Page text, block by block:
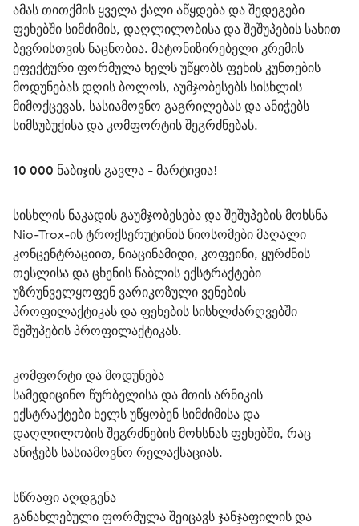
ამას თითქმის ყველა ქალი აწყდება და შედეგები
ფეხებში სიმძიმის, დაღლილობისა და შეშუპების სახით
ბევრისთვის ნაცნობია. მატონიზირებელი კრემის
ეფექტური ფორმულა ხელს უწყობს ფეხის კუნთების
მოდუნებას დღის ბოლოს, აუმჯობესებს სისხლის
მიმოქცევას, სასიამოვნო გაგრილებას და ანიჭებს
სიმსუბუქისა და კომფორტის შეგრძნებას.
10 000 ნაბიჯის გავლა - მარტივია!
სისხლის ნაკადის გაუმჯობესება და შეშუპების მოხსნა
Nio-Trox-ის ტროქსერუტინის ნიოსომები მაღალი
კონცენტრაციით, ნიაცინამიდი, კოფეინი, ყურძნის
თესლისა და ცხენის წაბლის ექსტრაქტები
უზრუნველყოფენ ვარიკოზული ვენების
პროფილაქტიკას და ფეხების სისხლძარღვებში
შეშუპების პროფილაქტიკას.
კომფორტი და მოდუნება
სამედიცინო წურბელისა და მთის არნიკის
ექსტრაქტები ხელს უწყობენ სიმძიმისა და
დაღლილობის შეგრძნების მოხსნას ფეხებში, რაც
ანიჭებს სასიამოვნო რელაქსაციას.
სწრაფი აღდგენა
განახლებული ფორმულა შეიცავს ჯანჯაფილის და